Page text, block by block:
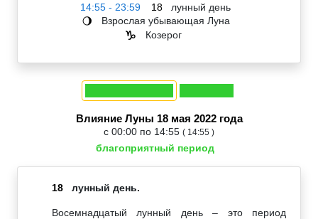
14:55 - 23:59
18 лунный день
🌖 Взрослая убывающая Луна
♑ Козерог
Влияние Луны 18 мая 2022 года
с 00:00 по 14:55 ( 14:55 )
благоприятный период
18 лунный день.
Восемнадцатый лунный день – это период